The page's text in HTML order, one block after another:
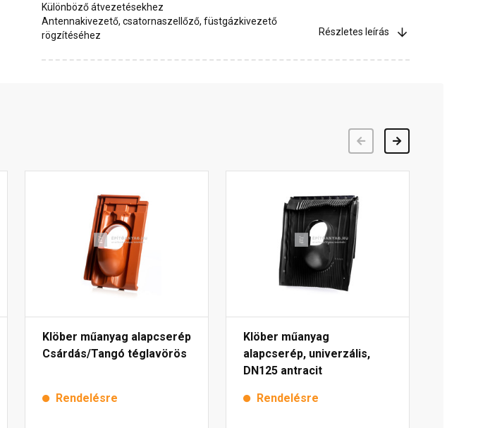
Különböző átvezetésekhez
Antennakivezető, csatornaszellőző, füstgázkivezető
rögzítéséhez
Részletes leírás
Klöber műanyag alapcserép
Csárdás/Tangó téglavörös
Rendelésre
Klöber műanyag
alapcserép, univerzális,
DN125 antracit
Rendelésre